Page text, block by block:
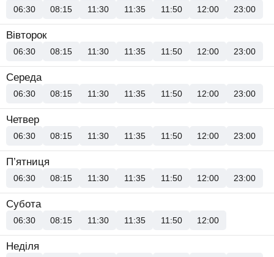
06:30 08:15 11:30 11:35 11:50 12:00 23:00
Вівторок
06:30 08:15 11:30 11:35 11:50 12:00 23:00
Середа
06:30 08:15 11:30 11:35 11:50 12:00 23:00
Четвер
06:30 08:15 11:30 11:35 11:50 12:00 23:00
П’ятниця
06:30 08:15 11:30 11:35 11:50 12:00 23:00
Субота
06:30 08:15 11:30 11:35 11:50 12:00
Неділя